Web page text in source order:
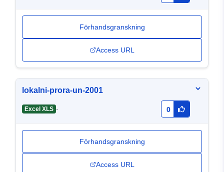
Förhandsgranskning
Access URL
lokalni-prora-un-2001
Excel XLS - 0
Förhandsgranskning
Access URL